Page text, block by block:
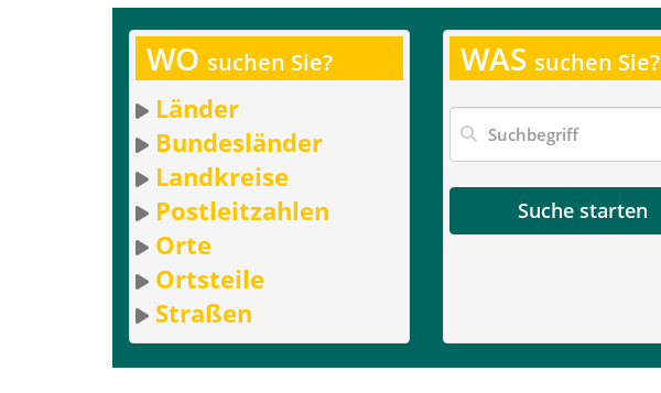
WO suchen Sie?
Länder
Bundesländer
Landkreise
Postleitzahlen
Orte
Ortsteile
Straßen
WAS suchen Sie?
Suche starten